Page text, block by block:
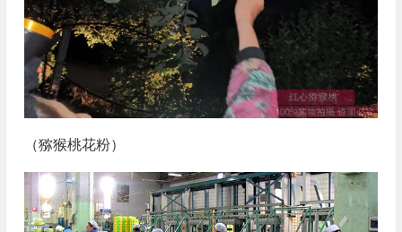
（猕猴桃花粉）